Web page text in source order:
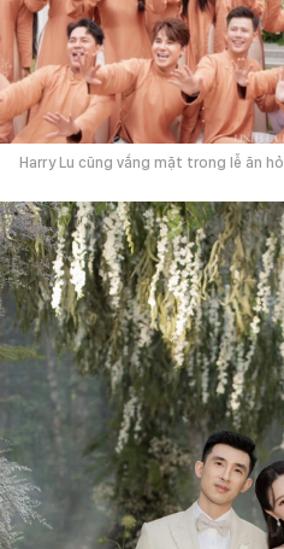
Harry Lu cũng vắng mặt trong lễ ăn